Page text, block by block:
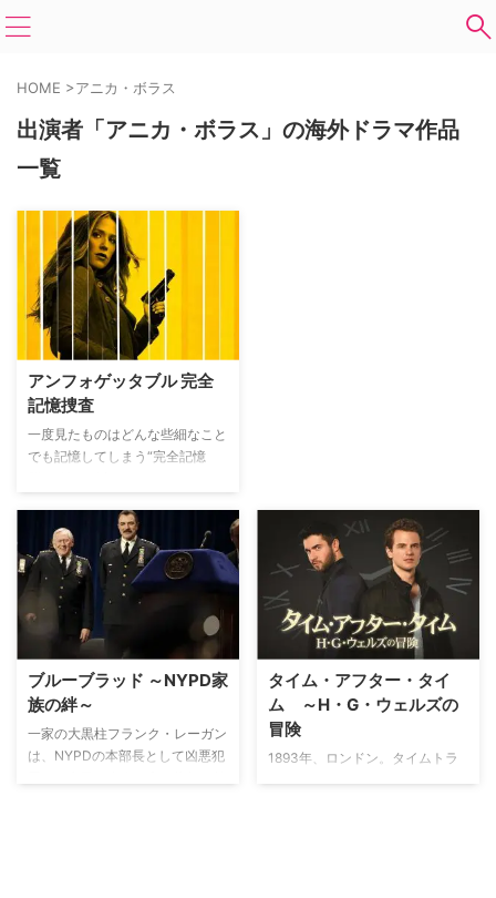
HOME >アニカ・ボラス
出演者「アニカ・ボラス」の海外ドラマ作品
一覧
アンフォゲッタブル 完全
記憶捜査
一度見たものはどんな些細なこと
でも記憶してしまう“完全記憶
ニューヨークで起こる数々の事件
の解明に挑む。
ブルーブラッド ～NYPD家
族の絆～
一家の大黒柱フランク・レーガン
は、NYPDの本部長として凶悪犯
タイム・アフター・タイ
ム ～H・G・ウェルズの
冒険
1893年、ロンドン。タイムトラ